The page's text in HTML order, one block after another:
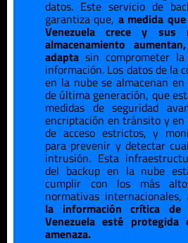
datos. Este servicio de
garantiza que, a medida
Venezuelacrece y sus
almacenamiento
adapta sin comprometer
información. Los datos de la
en la nube se almacenan
de última generación, que
medidas de seguridad
encriptación en tránsito y en
de acceso estrictos, y
para prevenir y detectar
intrusión. Esta
del backup en la nube
cumplir con los más
normativas internacionales,
la información crítica de
Venezuela esté protegida
amenaza.